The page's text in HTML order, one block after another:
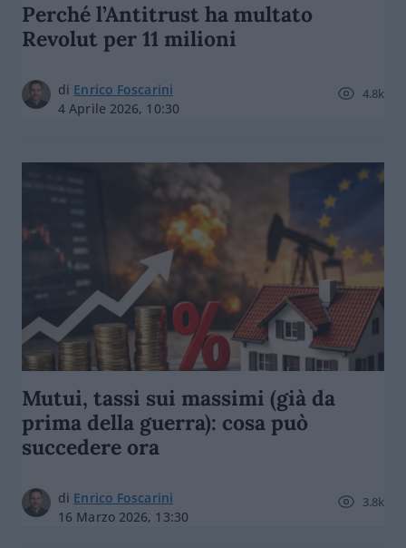
Perché l’Antitrust ha multato
Revolut per 11 milioni
di Enrico Foscarini
4 Aprile 2026, 10:30
4.8k
Mutui, tassi sui massimi (già da
prima della guerra): cosa può
succedere ora
di Enrico Foscarini
16 Marzo 2026, 13:30
3.8k